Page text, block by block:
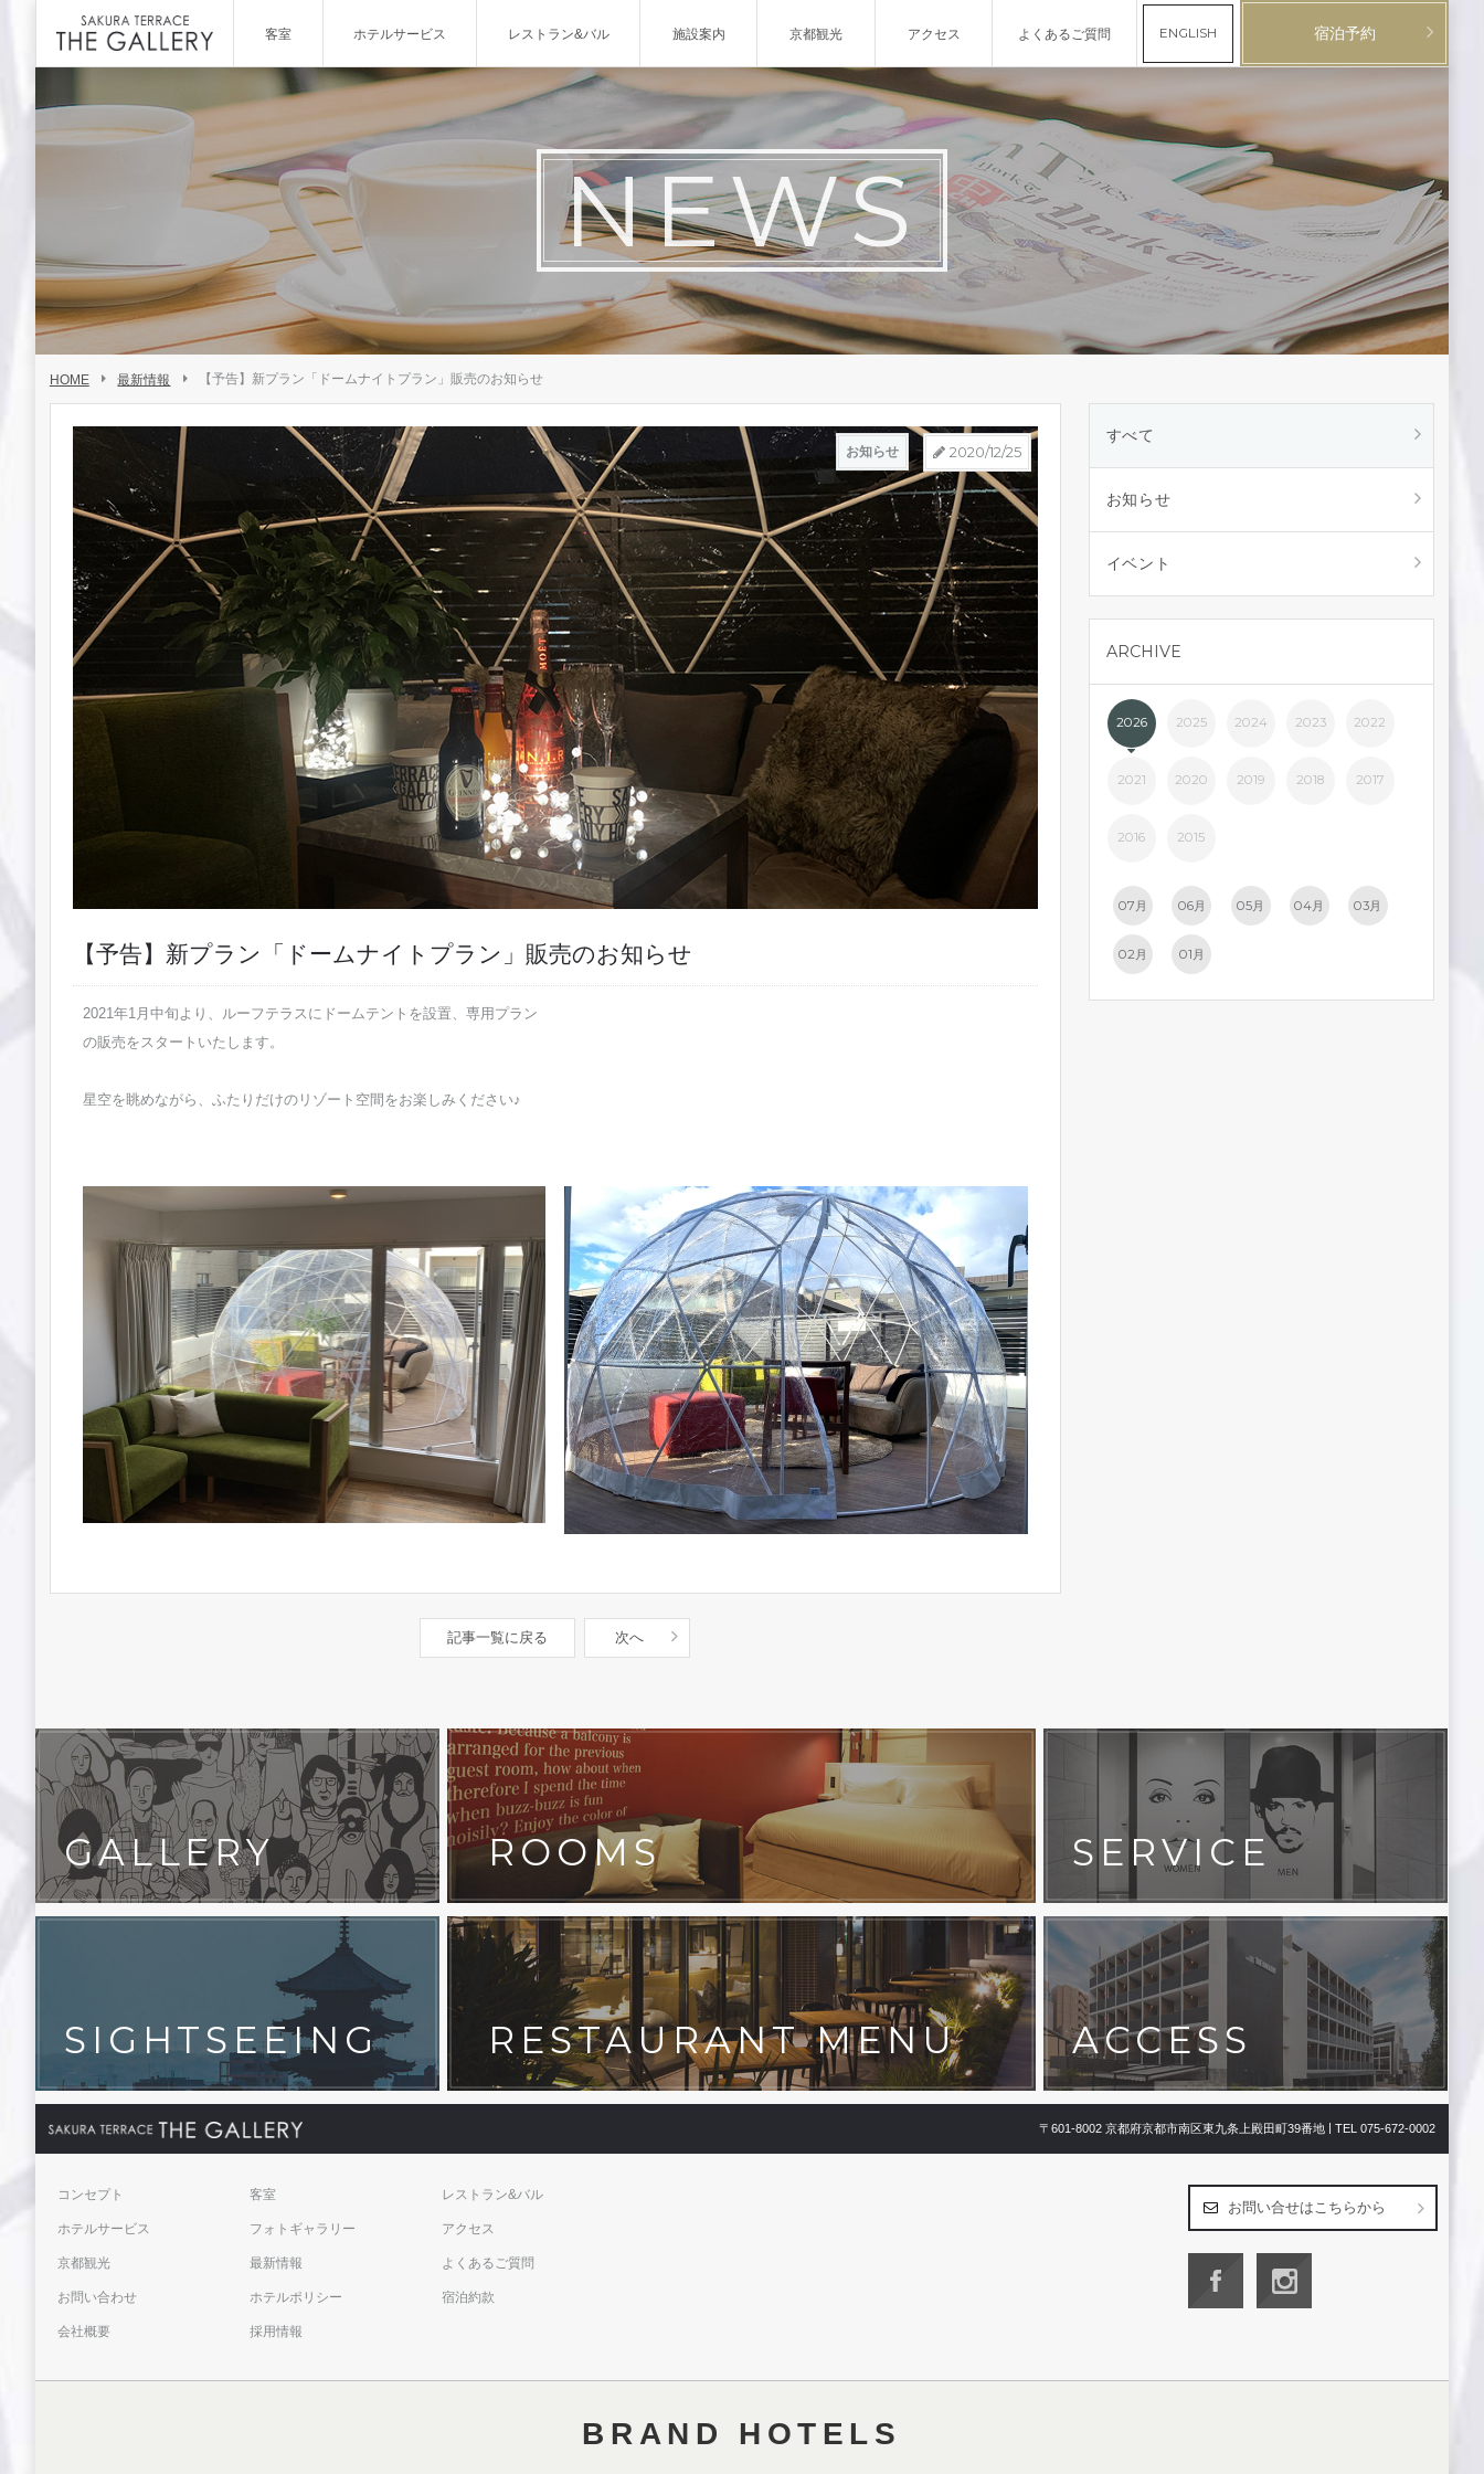
宿泊予約
NEWS
HOME 最新情報 【予告】新プラン「ドームナイトプラン」販売のお知らせ
すべて
お知らせ
イベント
ARCHIVE
2026 2025 2024 2023 2022
2021 2020 2019 2018 2017
2016 2015
07月 06月 05月 04月 03月
02月 01月
2020/12/25
お知らせ
【予告】新プラン「ドームナイトプラン」販売のお知らせ
2021年1月中旬より、ルーフテラスにドームテントを設置、専用プラン
の販売をスタートいたします。
星空を眺めながら、ふたりだけのリゾート空間をお楽しみください♪
記事一覧に戻る 次へ
GALLERY ROOMS SERVICE
SIGHTSEEING RESTAURANT MENU ACCESS
〒601-8002 京都府京都市南区東九条上殿田町39番地 | TEL 075-672-0002
お問い合せはこちらから
コンセプト 客室 レストラン&バル
ホテルサービス フォトギャラリー アクセス
京都観光 最新情報 よくあるご質問
お問い合わせ ホテルポリシー 宿泊約款
会社概要 採用情報
BRAND HOTELS